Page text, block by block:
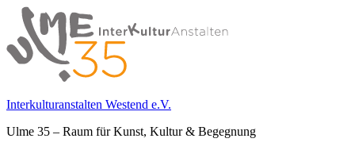
Springe
zum
Inhalt
Interkulturanstalten Westend e.V.
Ulme 35 – Raum für Kunst, Kultur & Begegnung